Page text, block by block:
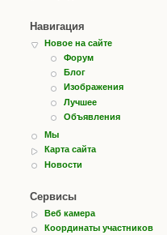
Навигация
Новое на сайте
Форум
Блог
Изображения
Лучшее
Объявления
Мы
Карта сайта
Новости
Сервисы
Веб камера
Координаты участников